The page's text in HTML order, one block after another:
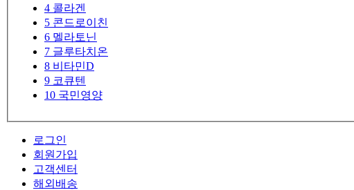
4 콜라겐
5 콘드로이친
6 멜라토닌
7 글루타치온
8 비타민D
9 코큐텐
10 국민영양
로그인
회원가입
고객센터
해외배송